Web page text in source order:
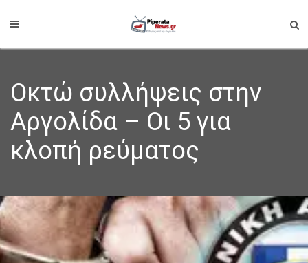
Οκτώ συλλήψεις στην
Αργολίδα – Οι 5 για
κλοπή ρεύματος